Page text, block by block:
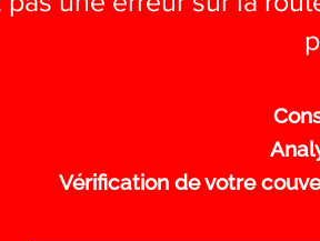
Vérification de votre